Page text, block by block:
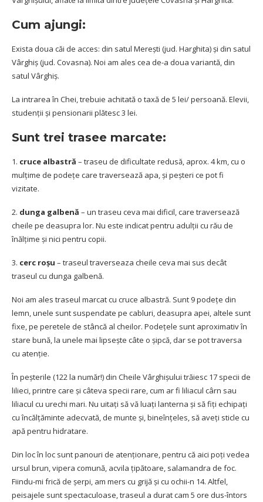
Cum ajungi:
Exista doua căi de acces: din satul Merești (jud. Harghita) și din satul
Vârghiș (jud. Covasna). Noi am ales cea de-a doua variantă, din
satul Vârghiș.
La intrarea în Chei, trebuie achitată o taxă de 5 lei/ persoană. Elevii,
studenții și pensionarii plătesc 3 lei.
Sunt trei trasee marcate:
1. cruce albastră – traseu de dificultate redusă, aprox. 4 km, cu o
mulțime de podețe care traversează apa, și peșteri ce pot fi
vizitate.
2. dunga galbenă – un traseu ceva mai dificil, care traversează
cheile pe deasupra lor. Nu este indicat pentru adulții cu rău de
înălțime și nici pentru copii.
3. cerc roșu – traseul traverseaza cheile ceva mai sus decât
traseul cu dunga galbenă.
Noi am ales traseul marcat cu cruce albastră. Sunt 9 podețe din
lemn, unele sunt suspendate pe cabluri, deasupra apei, altele sunt
fixe, pe peretele de stâncă al cheilor. Podețele sunt aproximativ în
stare bună, la unele mai lipsește câte o șipcă, dar se pot traversa
cu atenție.
În peșterile (122 la număr!) din Cheile Vârghișului trăiesc 17 specii de
lilieci, printre care și câteva specii rare, cum ar fi liliacul cârn sau
liliacul cu urechi mari. Nu uitați să vă luați lanterna și să fiți echipați
cu încălțăminte adecvată, de munte și, bineînțeles, să aveți sticle cu
apă pentru hidratare.
Din loc în loc sunt panouri de atenționare, pentru că aici poți vedea
ursul brun, vipera comună, acvila țipătoare, salamandra de foc.
Fiindu-mi frică de șerpi, am mers cu grijă și cu ochii-n 14. Altfel,
peisajele sunt spectaculoase, traseul a durat cam 5 ore dus-întors